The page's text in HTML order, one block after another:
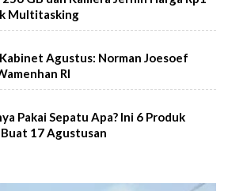
Multitasking
Agustus: Norman Joesoef
RI
Pakai Sepatu Apa? Ini 6 Produk
17 Agustusan